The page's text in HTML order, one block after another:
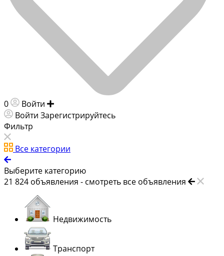
0 Войти
Войти Зарегистрируйтесь
Фильтр
Все категории
Выберите категорию
21 824 объявления - смотреть все объявления
Недвижимость
Транспорт